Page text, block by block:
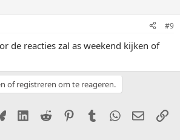
#9
de reacties zal as weekend kijken of
of registreren om te reageren.
BlueskyLinkedIn
Reddit PinterestTumblr WhatsApp
E-mail